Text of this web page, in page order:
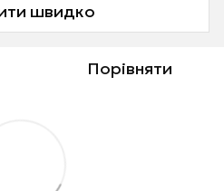
швидко
Порівняти